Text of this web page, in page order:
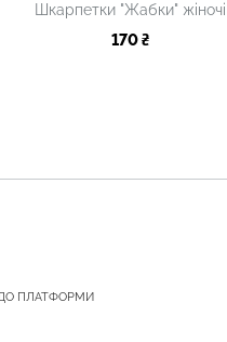
Шкарпетки "Жабки" жіночі
170 ₴
ПЛАТФОРМИ